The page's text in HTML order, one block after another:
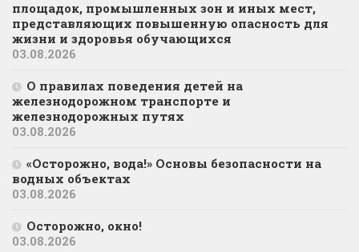
площадок, промышленных зон и иных мест,
представляющих повышенную опасность для
жизни и здоровья обучающихся
03.08.2026
О правилах поведения детей на
железнодорожном транспорте и
железнодорожных путях
03.08.2026
«Осторожно, вода!» Основы безопасности на
водных объектах
03.08.2026
Осторожно, окно!
03.08.2026